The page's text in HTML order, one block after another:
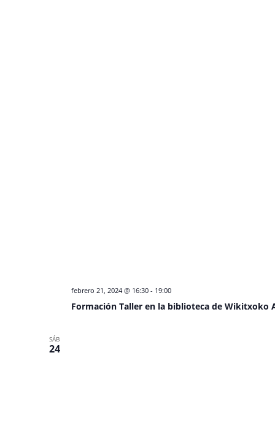
Formación Taller en la biblioteca de Wikitxoko
febrero 21, 2024 @ 16:30- 19:00
SÁB
24